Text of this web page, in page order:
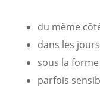
du même
dans les
sous la
parfois